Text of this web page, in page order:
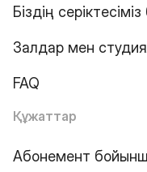
Біздің
Залдар мен
FAQ
Құжаттар
Абонемент